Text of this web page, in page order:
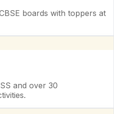
boards with toppers at
and over 30